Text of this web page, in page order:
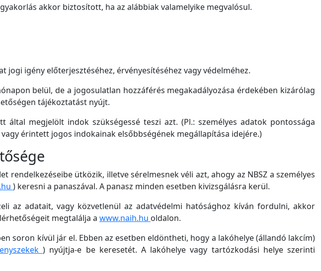
akkor biztosított, ha az alábbiak valamelyike megvalósul.
jogi igény előterjesztéséhez, érvényesítéséhez vagy védelméhez.
belül, de a jogosulatlan hozzáférés megakadályozása érdekében kizárólag
tájékoztatást nyújt.
megjelölt indok szükségessé teszi azt. (Pl.: személyes adatok pontossága
érintett jogos indokainak elsőbbségének megállapítása idejére.)
ütközik, illetve sérelmesnek véli azt, ahogy az NBSZ a személyes
) keresni a panaszával. A panasz minden esetben kivizsgálásra kerül.
az adatait, vagy közvetlenül az adatvédelmi hatósághoz kíván fordulni, akkor
megtalálja a www.naih.hu oldalon.
soron kívül jár el. Ebben az esetben eldöntheti, hogy a lakóhelye (állandó lakcím)
) nyújtja-e be keresetét. A lakóhelye vagy tartózkodási helye szerinti